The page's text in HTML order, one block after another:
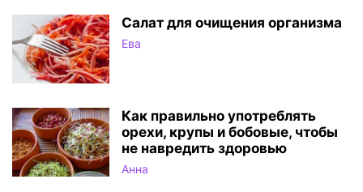
Салат для очищения организма
Ева
Как правильно употреблять
орехи, крупы и бобовые, чтобы
не навредить здоровью
Анна